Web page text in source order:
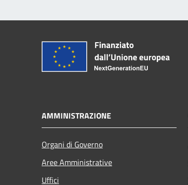
AMMINISTRAZIONE
Organi di Governo
Aree Amministrative
Uffici